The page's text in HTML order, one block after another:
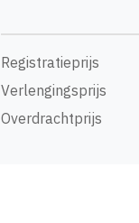
Registratieprijs
Verlengingsprijs
Overdrachtprijs